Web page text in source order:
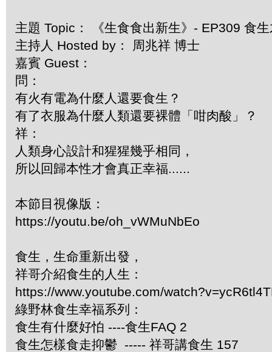
主題 Topic： 《生食食出新生》- EP309 食
主持人 Hosted by： 周兆祥 博士
嘉賓 Guest：
問：
有火有電為什麼人還要食生？
有了衣服為什麼人類還要裸體「咁肉酸」？
祥：
人類身心設計和猩猩幾乎相同，
所以回歸本性才會真正幸福......
本節目視像版：
https://youtu.be/oh_vWMuNbEo
食生，生命重新出發，
祥哥介紹食生的人生：
https://www.youtube.com/
綠野林食生幸福系列：
食生有什麼好怕 ----食生FAQ 2
食生怎樣食走抑鬱 ----- 祥哥講食生 157